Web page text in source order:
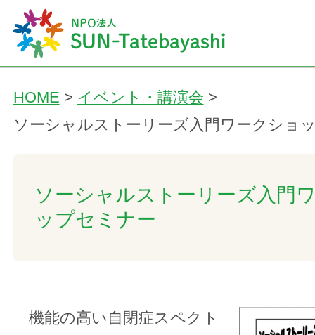
HOME > イベント・講演会 >
ソーシャルストーリーズ入門ワークショ
ソーシャルストーリーズ入門
ップセミナー
機能の高い自閉症スペクト